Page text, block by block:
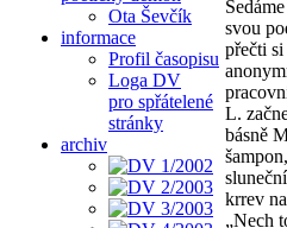
Ota Ševčík
informace
Profil časopisu
Loga DV
pro spřátelené
stránky
archiv
svou
přečti
L.
básně
krrev
„Nech